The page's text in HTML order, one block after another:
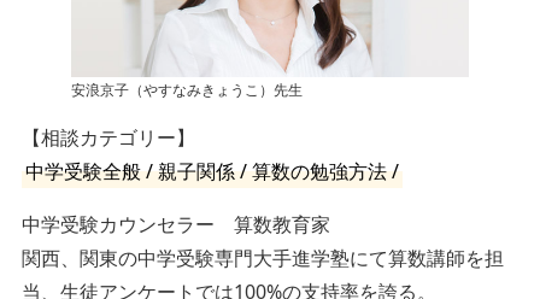
安浪京子（やすなみきょうこ）先生
【相談カテゴリー】
中学受験全般 / 親子関係 / 算数の勉強方法 /
中学受験カウンセラー 算数教育家
関西、関東の中学受験専門大手進学塾にて算数講師を担
当、生徒アンケートでは100%の支持率を誇る。